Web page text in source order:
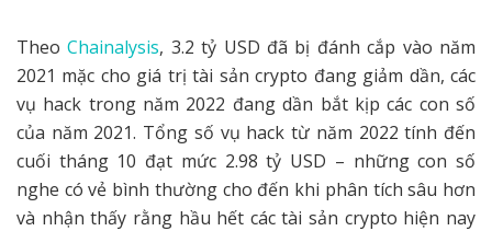
TheoChainalysis, 3.2 tỷ USD đã bị đánh cắp vào năm
2021 mặc cho giá trị tài sản crypto đang giảm dần, các
vụ hack trong năm 2022 đang dần bắt kịp các con số
của năm 2021. Tổng số vụ hack từ năm 2022 tính đến
cuối tháng 10 đạt mức 2.98 tỷ USD – những con số
nghe có vẻ bình thường cho đến khi phân tích sâu hơn
và nhận thấy rằng hầu hết các tài sản crypto hiện nay